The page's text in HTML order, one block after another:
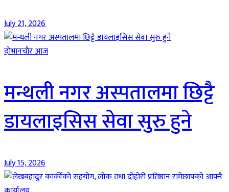
July 21, 2026
दाेभानचाैर आज
मन्थली नगर अस्पतालमा छिट्टै
डायलाइसिस सेवा सुरु हुने
July 15, 2026